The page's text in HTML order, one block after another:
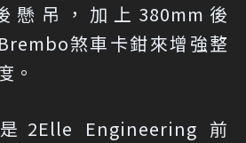
懸吊，加上380mm後
煞車卡鉗來增強整
。
2Elle Engineering 前